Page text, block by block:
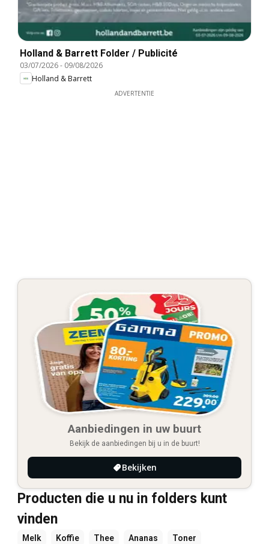
Holland & Barrett Folder / Publicité
03/07/2026- 09/08/2026
Holland & Barrett
ADVERTENTIE
Aanbiedingen in uw buurt
Bekijk de aanbiedingen bij u in de buurt!
Bekijken
Producten die u nu in folders kunt
vinden
Melk Koffie Thee Ananas Toner